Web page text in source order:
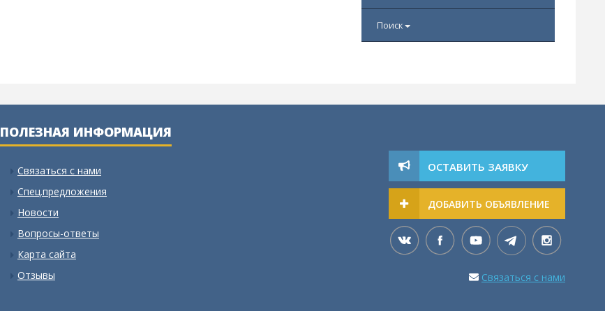
Поиск
ПОЛЕЗНАЯ ИНФОРМАЦИЯ
Связаться с нами
Спец.предложения
Новости
Вопросы-ответы
Карта сайта
Отзывы
ОСТАВИТЬ ЗАЯВКУ
ДОБАВИТЬ ОБЪЯВЛЕНИЕ
Связаться с нами